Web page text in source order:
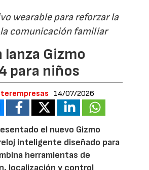
wearable para reforzar la
comunicación familiar
Gizmo
para niños
14/07/2026
el nuevo Gizmo
inteligente diseñado para
herramientas de
localización y control